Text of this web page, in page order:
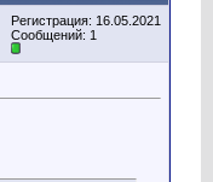
Регистрация: 16.05.2021
Сообщений: 1